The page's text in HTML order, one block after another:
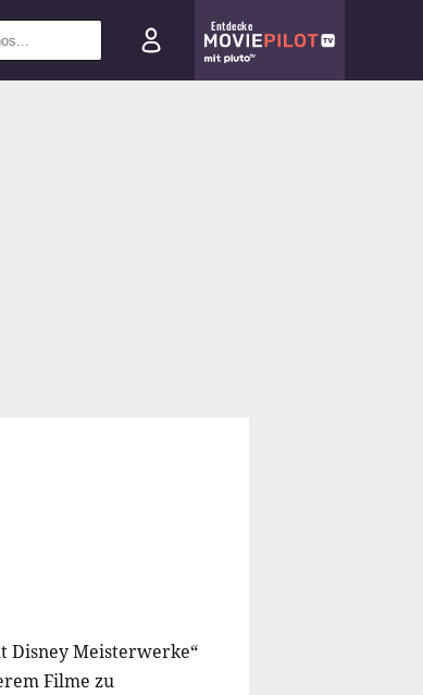
Entdecke
Disney Meisterwerke“
Filme zu